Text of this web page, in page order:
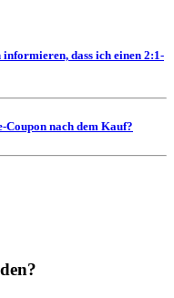
dass ich einen 2:1-
nach dem Kauf?